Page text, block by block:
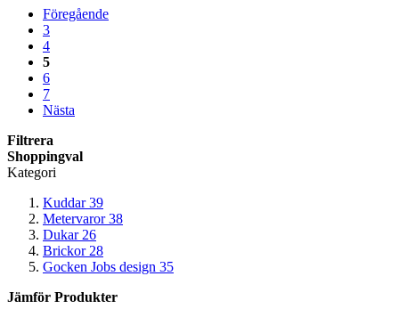
Föregående
3
4
5
6
7
Nästa
Filtrera
Shoppingval
Kategori
Kuddar 39
Metervaror 38
Dukar 26
Brickor 28
Gocken Jobs design 35
Jämför Produkter